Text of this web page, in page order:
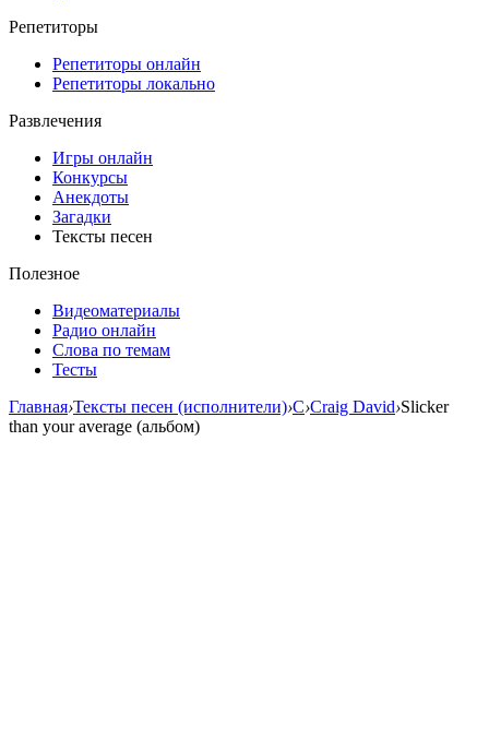
Репетиторы
Репетиторы онлайн
Репетиторы локально
Развлечения
Игры онлайн
Конкурсы
Анекдоты
Загадки
Тексты песен
Полезное
Видеоматериалы
Радио онлайн
Слова по темам
Тесты
Главная›Тексты песен (исполнители)›C›Craig David›Slicker
than your average (альбом)